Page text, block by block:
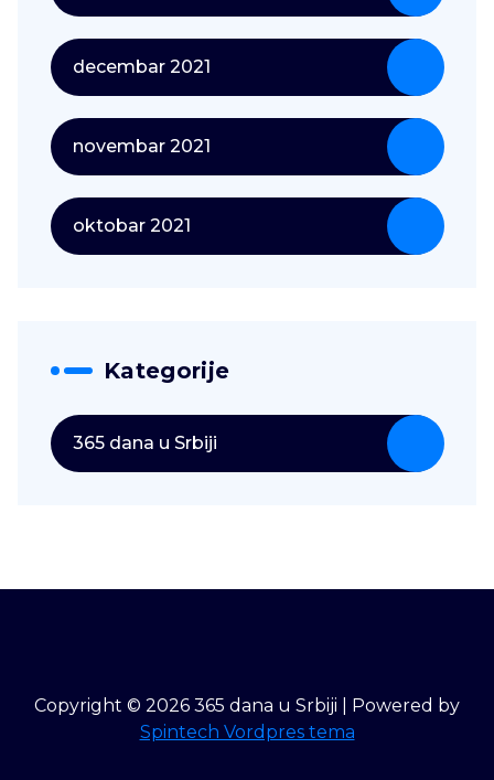
decembar 2021
novembar 2021
oktobar 2021
Kategorije
365 dana u Srbiji
Copyright © 2026 365 dana u Srbiji | Powered by
Spintech Vordpres tema